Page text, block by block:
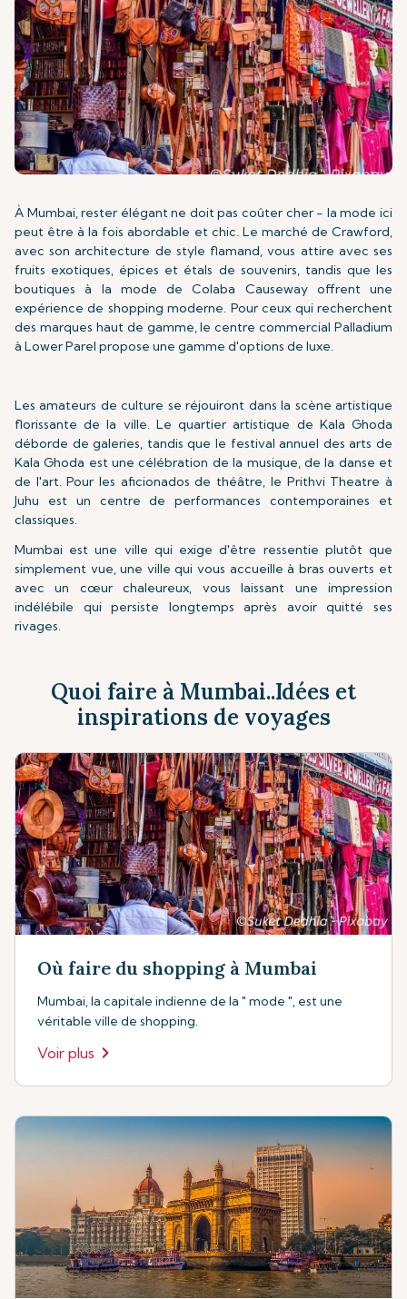
À Mumbai, rester élégant ne doit pas coûter cher - la mode ici
peut être à la fois abordable et chic. Le marché de Crawford,
avec son architecture de style flamand, vous attire avec ses
fruits exotiques, épices et étals de souvenirs, tandis que les
boutiques à la mode de Colaba Causeway offrent une
expérience de shopping moderne. Pour ceux qui recherchent
des marques haut de gamme, le centre commercial Palladium
à Lower Parel propose une gamme d'options de luxe.
Les amateurs de culture se réjouiront dans la scène artistique
florissante de la ville. Le quartier artistique de Kala Ghoda
déborde de galeries, tandis que le festival annuel des arts de
Kala Ghoda est une célébration de la musique, de la danse et
de l'art. Pour les aficionados de théâtre, le Prithvi Theatre à
Juhu est un centre de performances contemporaines et
classiques.
Mumbai est une ville qui exige d'être ressentie plutôt que
simplement vue, une ville qui vous accueille à bras ouverts et
avec un cœur chaleureux, vous laissant une impression
indélébile qui persiste longtemps après avoir quitté ses
rivages.
Quoi faire à Mumbai..Idées et
inspirations de voyages
Où faire du shopping à Mumbai
Mumbai, la capitale indienne de la " mode ", est une
véritable ville de shopping.
Voir plus